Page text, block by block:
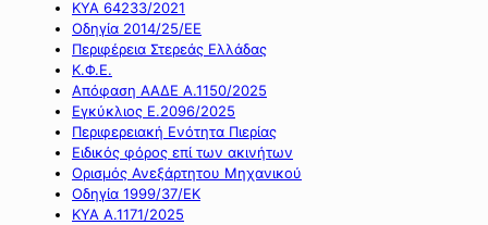
ΚΥΑ 64233/2021
Οδηγία 2014/25/ΕΕ
Περιφέρεια Στερεάς Ελλάδας
Κ.Φ.Ε.
Απόφαση ΑΑΔΕ Α.1150/2025
Εγκύκλιος Ε.2096/2025
Περιφερειακή Ενότητα Πιερίας
Ειδικός φόρος επί των ακινήτων
Ορισμός Ανεξάρτητου Μηχανικού
Οδηγία 1999/37/ΕΚ
ΚΥΑ Α.1171/2025